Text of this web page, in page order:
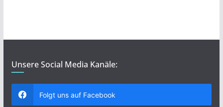
Unsere Social Media Kanäle:
Folgt uns auf Facebook